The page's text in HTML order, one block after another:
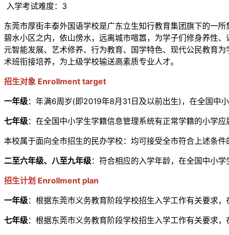
入学考试难度：3
东莞市厚街丰泰外国语学校是广东立生知行教育集团旗下的一
碧水小区之内，依山傍水，远离城市喧嚣，为学子们修身养性
元智能发展、艺术修养、行为教育、国学特色、现代公民教育
术班衔接培养，为上级学校输送高素质专业人才。
招生对象 Enrollment target
一年级：年满6周岁(即2019年8月31日及以前出生)，在全国中
七年级：在全国中小学生学籍信息管理系统有正常学籍的小学应
本校属于面向全市招生的民办学校：均可接受全市符合上述条件
二至六年级、八至九年级：符合相应的入学年龄，在全国中小
招生计划 Enrollment plan
一年级：根据东莞市义务教育阶段学校招生入学工作有关要求
七年级：根据东莞市义务教育阶段学校招生入学工作有关要求